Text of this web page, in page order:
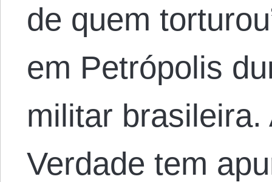
de quem
em Petrópolis
militar
Verdade tem